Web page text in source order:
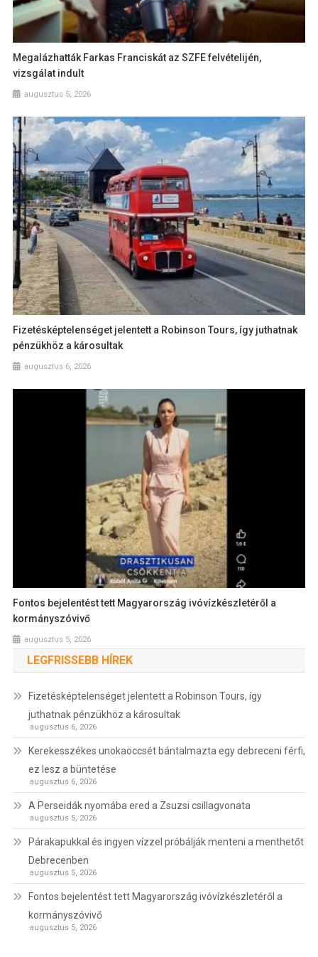
Megalázhatták Farkas Franciskát az SZFE felvételijén,
vizsgálat indult
augusztus 5, 2026
Fizetésképtelenséget jelentett a Robinson Tours, így juthatnak
pénzükhöz a károsultak
augusztus 6, 2026
Fontos bejelentést tett Magyarország ivóvízkészletéről a
kormányszóvivő
augusztus 5, 2026
LEGFRISSEBB HÍREK
Fizetésképtelenséget jelentett a Robinson Tours, így
juthatnak pénzükhöz a károsultak
augusztus 6, 2026
Kerekesszékes unokaöccsét bántalmazta egy debreceni férfi,
ez lesz a büntetése
augusztus 6, 2026
A Perseidák nyomába ered a Zsuzsi csillagvonata
augusztus 5, 2026
Párakapukkal és ingyen vízzel próbálják menteni a menthetőt
Debrecenben
augusztus 5, 2026
Fontos bejelentést tett Magyarország ivóvízkészletéről a
kormányszóvivő
augusztus 5, 2026